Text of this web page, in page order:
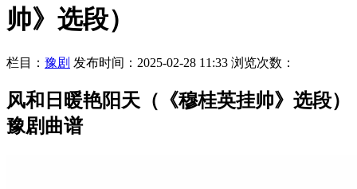
帅》选段）
栏目： 豫剧 发布时间：2025-02-28 11:33 浏览次数：
风和日暖艳阳天（《穆桂英挂帅》选段）
豫剧曲谱